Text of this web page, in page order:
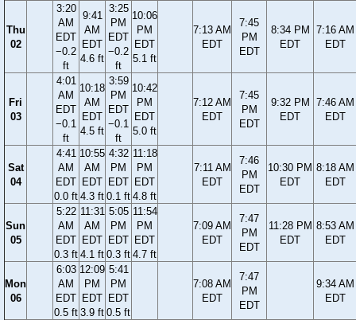
Thu
02
3:20
AM
EDT
−0.2
ft
9:41
AM
EDT
4.6 ft
3:25
PM
EDT
−0.2
ft
10:06
PM
EDT
5.1 ft
7:13 AM
EDT
7:45
PM
EDT
8:34 PM
EDT
7:16 AM
EDT
Fri
03
4:01
AM
EDT
−0.1
ft
10:18
AM
EDT
4.5 ft
3:59
PM
EDT
−0.1
ft
10:42
PM
EDT
5.0 ft
7:12 AM
EDT
7:45
PM
EDT
9:32 PM
EDT
7:46 AM
EDT
Sat
04
4:41
AM
EDT
0.0 ft
10:55
AM
EDT
4.3 ft
4:32
PM
EDT
0.1 ft
11:18
PM
EDT
4.8 ft
7:11 AM
EDT
7:46
PM
EDT
10:30 PM
EDT
8:18 AM
EDT
Sun
05
5:22
AM
EDT
0.3 ft
11:31
AM
EDT
4.1 ft
5:05
PM
EDT
0.3 ft
11:54
PM
EDT
4.7 ft
7:09 AM
EDT
7:47
PM
EDT
11:28 PM
EDT
8:53 AM
EDT
Mon
06
6:03
AM
EDT
0.5 ft
12:09
PM
EDT
3.9 ft
5:41
PM
EDT
0.5 ft
7:08 AM
EDT
7:47
PM
EDT
9:34 AM
EDT